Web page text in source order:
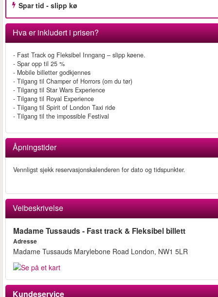
Spar tid - slipp kø
Hva er inkludert i prisen?
- Fast Track og Fleksibel Inngang – slipp køene.
- Spar opp til 25 %
- Mobile billetter godkjennes
- Tilgang til Champer of Horrors (om du tør)
- Tilgang til Star Wars Experience
- Tilgang til Royal Experience
- Tilgang til Spirit of London Taxi ride
- Tilgang til the impossible Festival
Åpningstider
Vennligst sjekk reservasjonskalenderen for dato og tidspunkter.
Veibeskrivelse
Madame Tussauds - Fast track & Fleksibel billett
Adresse
Madame Tussauds Marylebone Road London, NW1 5LR
Kundeservice